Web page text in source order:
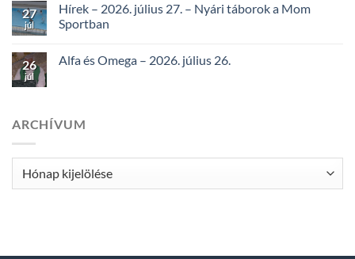
27
júl
Hírek – 2026. július 27. – Nyári táborok a Mom
Sportban
26
júl
Alfa és Omega – 2026. július 26.
ARCHÍVUM
Archívum